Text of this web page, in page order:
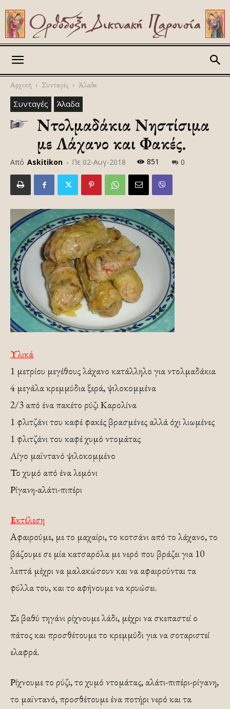
Αρχική Συνταγές Άλαδα
Συνταγές Άλαδα
Ντολμαδάκια Νηστίσιμα
με Λάχανο και Φακές.
Από Askitikon - Πε 02-Αυγ-2018 851 0
Υλικά
1 μετρίου μεγέθους λάχανο κατάλληλο για ντολμαδάκια
4 μεγάλα κρεμμύδια ξερά, ψιλοκομμένα
2/3 από ένα πακέτο ρύζι Καρολίνα
1 φλιτζάνι του καφέ φακές βρασμένες αλλά όχι λιωμένες
1 φλιτζάνι του καφέ χυμό ντομάτας
Λίγο μαϊντανό ψιλοκομμένο
Το χυμό από ένα λεμόνι
Ρίγανη-αλάτι-πιπέρι
Εκτέλεση
Αφαιρούμε, με το μαχαίρι, το κοτσάνι από το λάχανο, το
βάζουμε σε μία κατσαρόλα με νερό που βράζει για 10
λεπτά μέχρι να μαλακώσουν και να αφαιρούνται τα
φύλλα του, και το αφήνουμε να κρυώσει.
Σε βαθύ τηγάνι ρίχνουμε λάδι, μέχρι να σκεπαστεί ο
πάτος και προσθέτουμε το κρεμμύδι για να σοταριστεί
ελαφρά.
Ρίχνουμε το ρύζι, το χυμό ντομάτας, αλάτι-πιπέρι-ρίγανη,
το μαϊντανό, προσθέτουμε ένα ποτήρι νερό και τα